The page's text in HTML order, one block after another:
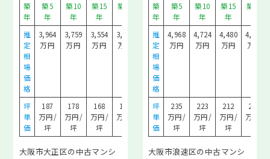
堺・南大阪エリアの相場情報
北摂・京阪エリアの相場情報
初めての売却読本
売却の種類と違い
売却の諸費用
売却の流れ
囲い込みとは？
売却の金額と期間
仲介と買取の違い
築
年
築5
年
築10
年
築15
年
築20
築30
年
推
定
相
場
価
格
3,964
万円
3,759
万円
3,554
万円
3,349
万円
2,939
万円
坪
単
価
187
万円/
坪
178
万円/
坪
168
万円/
坪
158
万円/
139
万円/
坪
大阪市大正区の中古マンシ
築
年
築5
年
築10
年
築15
年
築20
推
定
相
場
価
格
4,968
万円
4,724
万円
4,480
万円
4,235
万円
坪
単
価
235
万円/
坪
223
万円/
坪
212
万円/
坪
200
万円/
大阪市浪速区の中古マンシ